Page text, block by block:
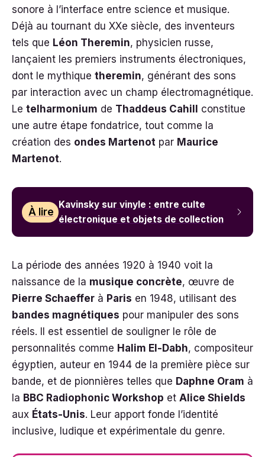
sonore à l’interface entre science et musique.
Déjà au tournant du XXe siècle, des inventeurs
tels que Léon Theremin, physicien russe,
lançaient les premiers instruments électroniques,
dont le mythique theremin, générant des sons
par interaction avec un champ électromagnétique.
Le telharmonium de Thaddeus Cahill
constitue
une autre étape fondatrice, tout comme la
création des ondes Martenot par Maurice
Martenot.
À lire
Kavinsky sur vinyle : entre culte
électronique et objets de collection
La période des années 1920 à 1940 voit la
naissance de la musique concrète, œuvre de
Pierre Schaeffer à Paris en 1948, utilisant des
bandes magnétiques pour manipuler des sons
réels. Il est essentiel de souligner le rôle de
personnalités comme Halim El-Dabh, compositeur
égyptien, auteur en 1944 de la première pièce sur
bande, et de pionnières telles que Daphne Oram à
la BBC Radiophonic Workshop et Alice Shields
aux États-Unis. Leur apport fonde l’identité
inclusive, ludique et expérimentale du genre.